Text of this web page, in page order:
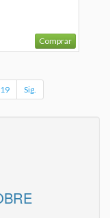
Comprar
19 Sig.